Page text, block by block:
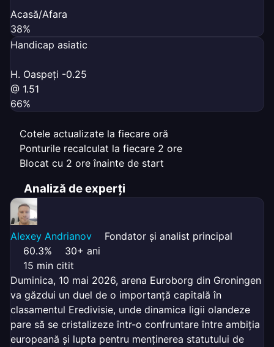
Acasă/Afara
38%
Handicap asiatic
H. Oaspeți -0.25
@ 1.51
66%
Cotele actualizate la fiecare oră
Ponturile recalculat la fiecare 2 ore
Blocat cu 2 ore înainte de start
Analiză de experți
Alexey Andrianov
Fondator și analist principal
60.3%
30+ ani
15 min citit
Duminica, 10 mai 2026, arena Euroborg din Groningen
va găzdui un duel de o importanță capitală în
clasamentul Eredivisie, unde dinamica ligii olandeze
pare să se cristalizeze într-o confruntare între ambiția
europeană și lupta pentru menținerea statutului de